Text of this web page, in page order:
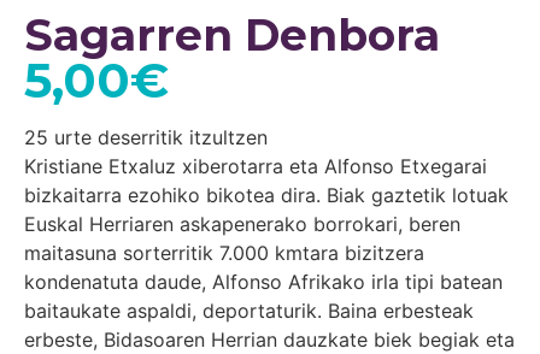
Sagarren Denbora
5,00€
25 urte deserritik itzultzen
Kristiane Etxaluz xiberotarra eta Alfonso Etxegarai
bizkaitarra ezohiko bikotea dira. Biak gaztetik lotuak
Euskal Herriaren askapenerako borrokari, beren
maitasuna sorterritik 7.000 kmtara bizitzera
kondenatuta daude, Alfonso Afrikako irla tipi batean
baitaukate aspaldi, deportaturik. Baina erbesteak
erbeste, Bidasoaren Herrian dauzkate biek begiak eta